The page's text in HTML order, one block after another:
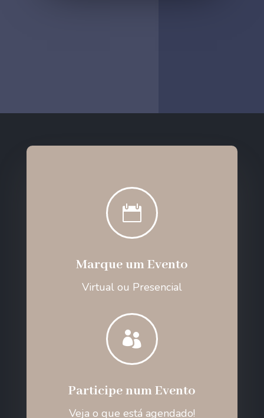

Marque um Evento
Virtual ou Presencial

Participe num Evento
Veja o que está agendado!